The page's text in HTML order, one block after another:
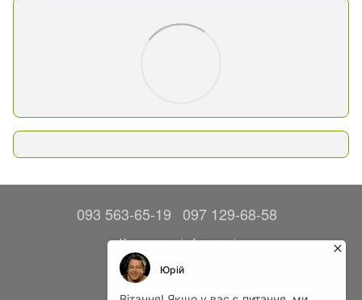
093 563-65-19 097 129-68-58
Контактна інформація
Повна версія сайту